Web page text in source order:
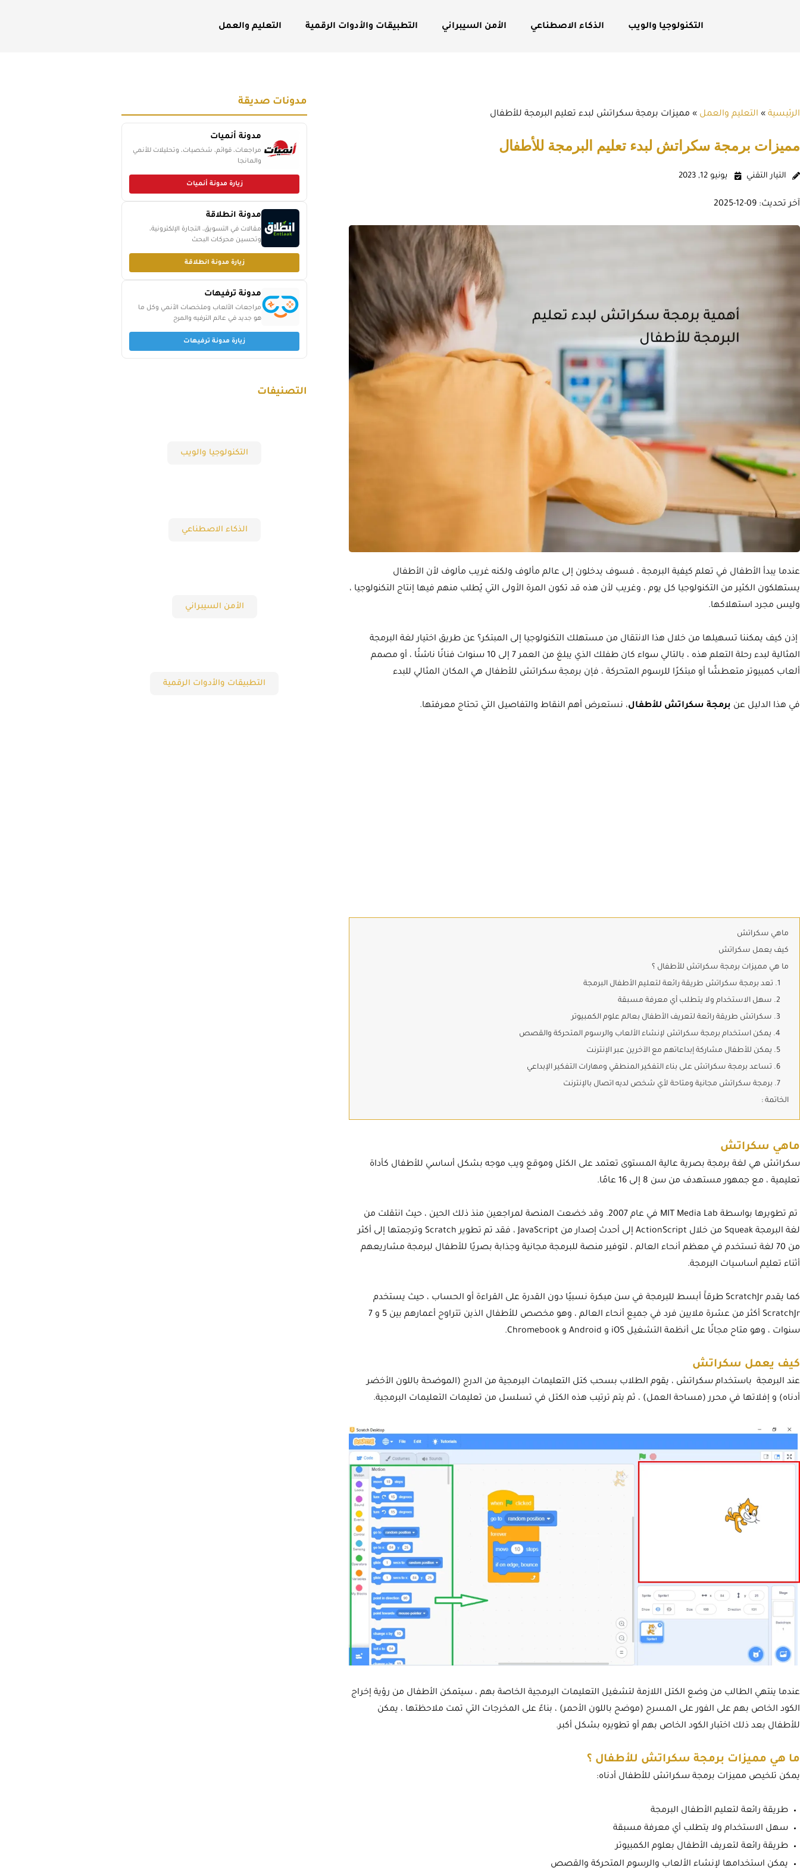
التكنولوجيا والويب الذكاء الاصطناعي الأمن السيبراني التطبيقات والأدوات الرقمية التعليم والعمل
الرئيسية » التعليم والعمل » مميزات برمجة سكراتش لبدء تعليم البرمجة للأطفال
مميزات برمجة سكراتش لبدء تعليم البرمجة للأطفال
التيار التقني يونيو 12, 2023
آخر تحديث: 09-12-2025
عندما يبدأ الأطفال في تعلم كيفية البرمجة ، فسوف يدخلون إلى عالم مألوف ولكنه غريب مألوف لأن الأطفال
يستهلكون الكثير من التكنولوجيا كل يوم ، وغريب لأن هذه قد تكون المرة الأولى التي يُطلب منهم فيها إنتاج التكنولوجيا ،
وليس مجرد استهلاكها.
إذن كيف يمكننا تسهيلها من خلال هذا الانتقال من مستهلك التكنولوجيا إلى المبتكر؟ عن طريق اختيار لغة البرمجة
المثالية لبدء رحلة التعلم هذه ، بالتالي سواء كان طفلك الذي يبلغ من العمر 7 إلى 10 سنوات فنانًا ناشئًا ، أو مصمم
ألعاب كمبيوتر متعطشًا أو مبتكرًا للرسوم المتحركة ، فإن برمجة سكراتش للأطفال هي المكان المثالي للبدء
في هذا الدليل عن برمجة سكراتش للأطفال، نستعرض أهم النقاط والتفاصيل التي تحتاج معرفتها.
ماهي سكراتش
كيف يعمل سكراتش
ما هي مميزات برمجة سكراتش للأطفال ؟
1. تعد برمجة سكراتش طريقة رائعة لتعليم الأطفال البرمجة
2. سهل الاستخدام ولا يتطلب أي معرفة مسبقة
3. سكراتش طريقة رائعة لتعريف الأطفال بعالم علوم الكمبيوتر
4. يمكن استخدام برمجة سكراتش لإنشاء الألعاب والرسوم المتحركة والقصص
5. يمكن للأطفال مشاركة إبداعاتهم مع الآخرين عبر الإنترنت
6. تساعد برمجة سكراتش على بناء التفكير المنطقي ومهارات التفكير الإبداعي
7. برمجة سكراتش مجانية ومتاحة لأي شخص لديه اتصال بالإنترنت
الخاتمة :
ماهي سكراتش
سكراتش هي لغة برمجة بصرية عالية المستوى تعتمد على الكتل وموقع ويب موجه بشكل أساسي للأطفال كأداة
تعليمية ، مع جمهور مستهدف من سن 8 إلى 16 عامًا.
تم تطويرها بواسطة MIT Media Lab في عام 2007. وقد خضعت المنصة لمراجعين منذ ذلك الحين ، حيث انتقلت من
لغة البرمجة Squeak من خلال ActionScript إلى أحدث إصدار من JavaScript ، فقد تم تطوير Scratch وترجمتها إلى أكثر
من 70 لغة تستخدم في معظم أنحاء العالم ، لتوفير منصة للبرمجة مجانية وجذابة بصريًا للأطفال لبرمجة مشاريعهم
أثناء تعليم أساسيات البرمجة.
كما يقدم ScratchJr طرقاََ أبسط للبرمجة في سن مبكرة نسبيًا دون القدرة على القراءة أو الحساب ، حيث يستخدم
ScratchJr أكثر من عشرة ملايين فرد في جميع أنحاء العالم ، وهو مخصص للأطفال الذين تتراوح أعمارهم بين 5 و 7
سنوات ، وهو متاح مجانًا على أنظمة التشغيل iOS و Android و Chromebook.
كيف يعمل سكراتش
عند البرمجة باستخدام سكراتش ، يقوم الطلاب بسحب كتل التعليمات البرمجية من الدرج (الموضحة باللون الأخضر
أدناه) و إفلاتها في محرر (مساحة العمل) ، ثم يتم ترتيب هذه الكتل في تسلسل من تعليمات التعليمات البرمجية.
عندما ينتهي الطالب من وضع الكتل اللازمة لتشغيل التعليمات البرمجية الخاصة بهم ، سيتمكن الأطفال من رؤية إخراج
الكود الخاص بهم على الفور على المسرح (موضح باللون الأحمر) ، بناءً على المخرجات التي تمت ملاحظتها ، يمكن
للأطفال بعد ذلك اختبار الكود الخاص بهم أو تطويره بشكل أكبر.
ما هي مميزات برمجة سكراتش للأطفال ؟
يمكن تلخيص مميزات برمجة سكراتش للأطفال أدناه:
طريقة رائعة لتعليم الأطفال البرمجة
سهل الاستخدام ولا يتطلب أي معرفة مسبقة
طريقة رائعة لتعريف الأطفال بعلوم الكمبيوتر
يمكن استخدامها لإنشاء الألعاب والرسوم المتحركة والقصص
مدونات صديقة
مدونة أنميات
مراجعات، قوائم، شخصيات، وتحليلات للأنمي
والمانجا
زيارة مدونة أنميات
مدونة انطلاقة
مقالات في التسويق، التجارة الإلكترونية،
وتحسين محركات البحث
زيارة مدونة انطلاقة
مدونة ترفيهات
مراجعات الألعاب وملخصات الأنمي وكل ما
هو جديد في عالم الترفيه والمرح
زيارة مدونة ترفيهات
التصنيفات
التكنولوجيا والويب
الذكاء الاصطناعي
الأمن السيبراني
التطبيقات والأدوات الرقمية